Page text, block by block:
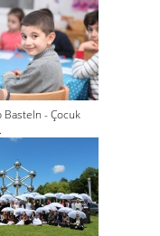
Basteln - Çocuk